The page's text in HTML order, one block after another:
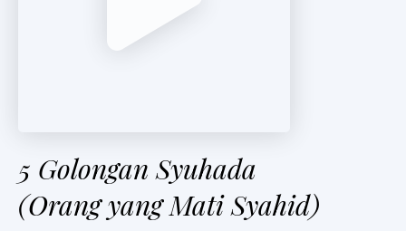
e
5 Golongan Syuhada
(Orang yang Mati Syahid)